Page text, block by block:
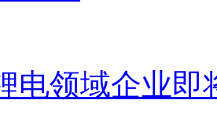
电领域企业即